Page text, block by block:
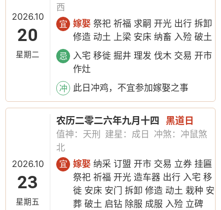
2026.10
20
星期二
西
宜 嫁娶 祭祀 祈福 求嗣 开光 出行 拆卸
修造 动土 上梁 安床 纳畜 入殓 破土
忌
入宅 移徙 掘井 理发 伐木 交易 开市
作灶
冲 此日冲鸡，不宜参加嫁娶之事
2026.10
23
星期五
农历二零二六年九月十四 黑道日
值神：天刑 建星：成日
冲煞：冲鼠煞
北
宜 嫁娶 纳采 订盟 开市 交易 立券 挂匾
祭祀 祈福 开光 造车器 出行 入宅 移
徙 安床 安门 拆卸 修造 动土 栽种 安
葬 破土 启钻 除服 成服 入殓 立碑